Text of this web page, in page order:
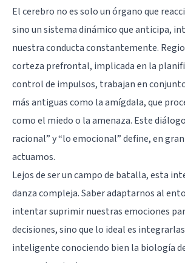
El cerebro no es solo un órgano que
sino un sistema dinámico que anticipa,
nuestra conducta constantemente.
corteza prefrontal, implicada en la
control de impulsos, trabajan en
más antiguas como la amígdala, que
como el miedo o la amenaza. Este
racional” y “lo emocional” define, en
actuamos.
Lejos de ser un campo de batalla, esta
danza compleja. Saber adaptarnos al
intentar suprimir nuestras emociones
decisiones, sino que lo ideal es
inteligente conociendo bien la biología